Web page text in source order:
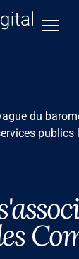
du
publics